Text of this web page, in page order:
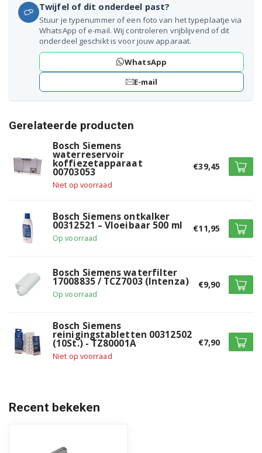
Bosch TES50221RW/07
Bosch TES50221RW/08
Bosch TES50221RW/09
Bosch TES50221RW/10
Bosch TES50251DE/06
Bosch TES50251DE/07
Bosch TES50251DE/08
Bosch TES50251DE/09
Bosch TES50321RW/04
Bosch TES50321RW/10
Bosch TES50321RW/11
Bosch TES50321RW/12
Bosch TES50321RW/13
Bosch TES50324RW/11
Twijfel of dit onderdeel past?
Stuur je typenummer of een foto van het typeplaatje via
WhatsApp of e-mail. Wij controleren vrijblijvend of dit
onderdeel geschikt is voor jouw apparaat.
WhatsApp
E-mail
Gerelateerde producten
Bosch Siemens
waterreservoir
koffiezetapparaat
00703053
Niet op voorraad
€39,45
Bosch Siemens ontkalker
00312521 – Vloeibaar 500 ml
Op voorraad
€11,95
Bosch Siemens waterfilter
17008835 / TCZ7003 (Intenza)
Op voorraad
€9,90
Bosch Siemens
reinigingstabletten 00312502
(10St.) - TZ80001A
Niet op voorraad
€7,90
Recent bekeken